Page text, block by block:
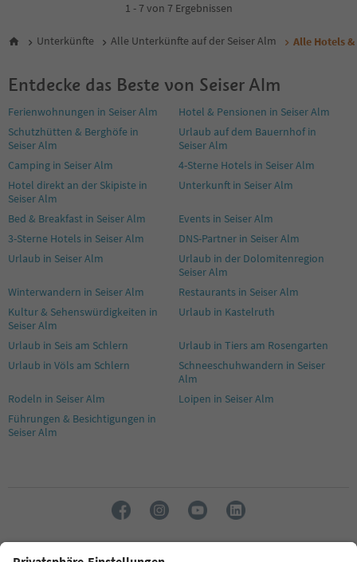
1 - 7 von 7 Ergebnissen
Unterkünfte Alle Unterkünfte auf der Seiser Alm Alle Hotels
Entdecke das Beste von Seiser Alm
Ferienwohnungen in Seiser Alm
Hotel & Pensionen in Seiser Alm
Schutzhütten & Berghöfe in
Seiser Alm
Urlaub auf dem Bauernhof in
Seiser Alm
Camping in Seiser Alm
4-Sterne Hotels in Seiser Alm
Hotel direkt an der Skipiste in
Seiser Alm
Unterkunft in Seiser Alm
Bed & Breakfast in Seiser Alm
Events in Seiser Alm
3-Sterne Hotels in Seiser Alm
DNS-Partner in Seiser Alm
Urlaub in Seiser Alm
Urlaub in der Dolomitenregion
Seiser Alm
Winterwandern in Seiser Alm
Restaurants in Seiser Alm
Kultur & Sehenswürdigkeiten in
Seiser Alm
Urlaub in Kastelruth
Urlaub in Seis am Schlern
Urlaub in Tiers am Rosengarten
Urlaub in Völs am Schlern
Schneeschuhwandern in Seiser
Alm
Rodeln in Seiser Alm
Loipen in Seiser Alm
Führungen & Besichtigungen in
Seiser Alm
Sprache: Deutsch